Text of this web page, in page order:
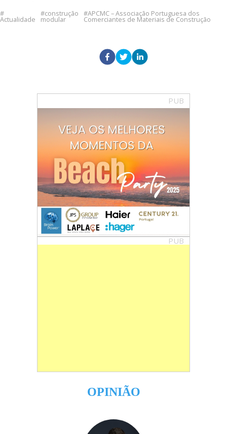
Actualidade
construção
modular
APCMC – Associação Portuguesa dos
Comerciantes de Materiais de Construção
PUB
PUB
OPINIÃO